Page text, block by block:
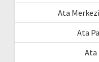
Ata
Ata
Ata